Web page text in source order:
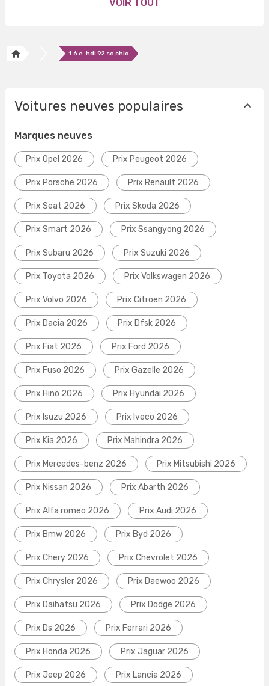
VOIR TOUT
... ... 1.6 e-hdi 92 so chic
Voitures neuves populaires
Marques neuves
Prix Opel 2026 Prix Peugeot 2026
Prix Porsche 2026 Prix Renault 2026
Prix Seat 2026 Prix Skoda 2026
Prix Smart 2026 Prix Ssangyong 2026
Prix Subaru 2026 Prix Suzuki 2026
Prix Toyota 2026 Prix Volkswagen 2026
Prix Volvo 2026 Prix Citroen 2026
Prix Dacia 2026 Prix Dfsk 2026
Prix Fiat 2026 Prix Ford 2026
Prix Fuso 2026 Prix Gazelle 2026
Prix Hino 2026 Prix Hyundai 2026
Prix Isuzu 2026 Prix Iveco 2026
Prix Kia 2026 Prix Mahindra 2026
Prix Mercedes-benz 2026 Prix Mitsubishi 2026
Prix Nissan 2026 Prix Abarth 2026
Prix Alfa romeo 2026 Prix Audi 2026
Prix Bmw 2026 Prix Byd 2026
Prix Chery 2026 Prix Chevrolet 2026
Prix Chrysler 2026 Prix Daewoo 2026
Prix Daihatsu 2026 Prix Dodge 2026
Prix Ds 2026 Prix Ferrari 2026
Prix Honda 2026 Prix Jaguar 2026
Prix Jeep 2026 Prix Lancia 2026